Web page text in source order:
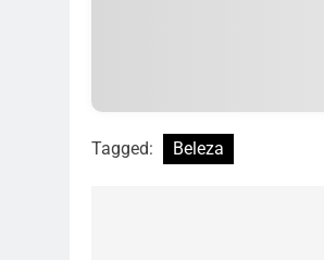
Tagged: Beleza